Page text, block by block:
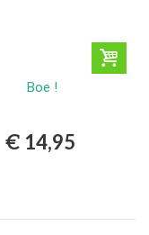
Boe !
€ 14,95